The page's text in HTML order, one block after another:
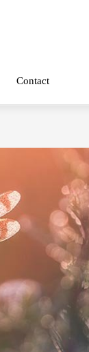
Contact